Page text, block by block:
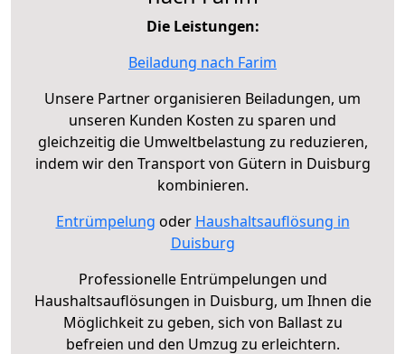
Die Leistungen:
Beiladung nach Farim
Unsere Partner organisieren Beiladungen, um
unseren Kunden Kosten zu sparen und
gleichzeitig die Umweltbelastung zu reduzieren,
indem wir den Transport von Gütern in Duisburg
kombinieren.
Entrümpelung oder Haushaltsauflösung in
Duisburg
Professionelle Entrümpelungen und
Haushaltsauflösungen in Duisburg, um Ihnen die
Möglichkeit zu geben, sich von Ballast zu
befreien und den Umzug zu erleichtern.